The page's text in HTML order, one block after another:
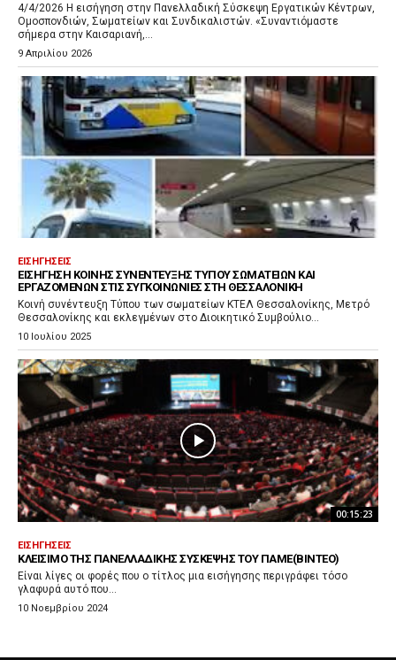
4/4/2026 Η εισήγηση στην Πανελλαδική Σύσκεψη Εργατικών Κέντρων,
Ομοσπονδιών, Σωματείων και Συνδικαλιστών. «Συναντιόμαστε
σήμερα στην Καισαριανή,...
9 Απριλίου 2026
ΕΙΣΗΓΉΣΕΙΣ
ΕΙΣΉΓΗΣΗ ΚΟΙΝΉΣ ΣΥΝΈΝΤΕΥΞΗΣ ΤΎΠΟΥ ΣΩΜΑΤΕΊΩΝ ΚΑΙ
ΕΡΓΑΖΟΜΈΝΩΝ ΣΤΙΣ ΣΥΓΚΟΙΝΩΝΊΕΣ ΣΤΗ ΘΕΣΣΑΛΟΝΊΚΗ
Κοινή συνέντευξη Τύπου των σωματείων ΚΤΕΛ Θεσσαλονίκης, Μετρό
Θεσσαλονίκης και εκλεγμένων στο Διοικητικό Συμβούλιο...
10 Ιουλίου 2025
00:15:23
ΕΙΣΗΓΉΣΕΙΣ
ΚΛΕΊΣΙΜΟ ΤΗΣ ΠΑΝΕΛΛΑΔΙΚΉΣ ΣΎΣΚΕΨΗΣ ΤΟΥ ΠΑΜΕ(ΒΙΝΤΕΟ)
Είναι λίγες οι φορές που ο τίτλος μια εισήγησης περιγράφει τόσο
γλαφυρά αυτό που...
10 Νοεμβρίου 2024